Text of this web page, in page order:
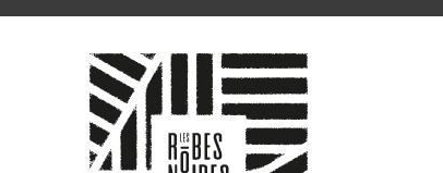
Il Negozio: